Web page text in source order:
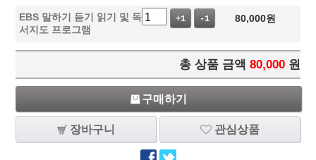
EBS 말하기 듣기 읽기 및 독
서지도 프로그램
+1 -1 80,000원
총 상품 금액 80,000 원
구매하기
장바구니 관심상품